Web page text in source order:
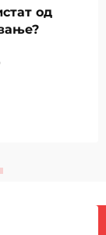
од
на